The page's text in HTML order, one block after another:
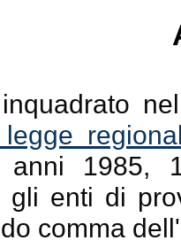
anni 1985,
gli enti di
comma